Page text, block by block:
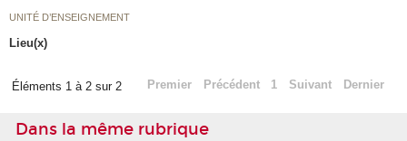
UNITÉ D’ENSEIGNEMENT
Lieu(x)
Éléments 1 à 2 sur 2 Premier Précédent 1 Suivant Dernier
Dans la même rubrique